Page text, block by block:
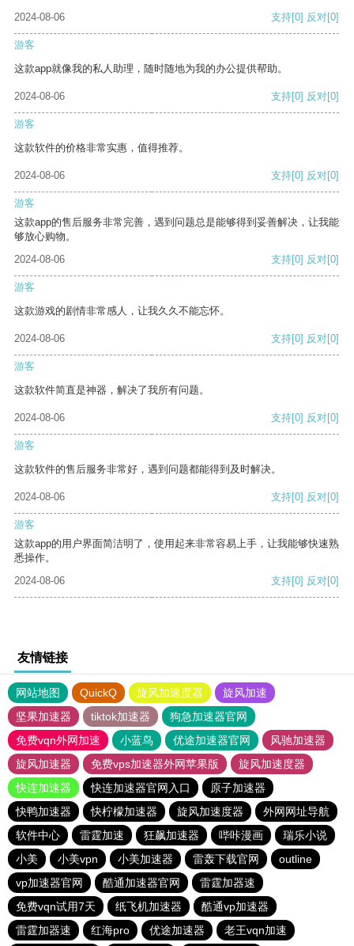
2024-08-06 支持[0] 反对[0]
游客
这款app就像我的私人助理，随时随地为我的办公提供帮助。
2024-08-06 支持[0] 反对[0]
游客
这款软件的价格非常实惠，值得推荐。
2024-08-06 支持[0] 反对[0]
游客
这款app的售后服务非常完善，遇到问题总是能够得到妥善解决，让我能
够放心购物。
2024-08-06
支持[0] 反对[0]
游客
这款游戏的剧情非常感人，让我久久不能忘怀。
2024-08-06 支持[0] 反对[0]
游客
这款软件简直是神器，解决了我所有问题。
2024-08-06 支持[0] 反对[0]
游客
这款软件的售后服务非常好，遇到问题都能得到及时解决。
2024-08-06 支持[0] 反对[0]
游客
这款app的用户界面简洁明了，使用起来非常容易上手，让我能够快速熟
悉操作。
2024-08-06
支持[0] 反对[0]
友情链接
网站地图 QuickQ 旋风加速度器
旋风加速
坚果加速器
tiktok加速器
狗急加速器官网
免费vqn外网加速
小蓝鸟 优途加速器官网
风驰加速器
旋风加速器
免费vps加速器外网苹果版
旋风加速度器
快连加速器
快连加速器官网入口
原子加速器
快鸭加速器
快柠檬加速器 旋风加速度器
外网网址导航
软件中心
雷霆加速 狂飙加速器 哔咔漫画
瑞乐小说
小美
小美vpn 小美加速器 雷轰下载官网
outline
vp加速器官网
酷通加速器官网
雷霆加器速
免费vqn试用7天
纸飞机加速器
酷通vp加速器
雷霆加器速
红海pro 优途加速器 老王vqn加速